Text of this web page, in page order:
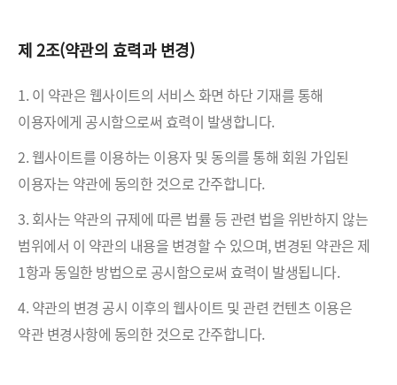
제 2조(약관의 효력과 변경)
1. 이 약관은 웹사이트의 서비스 화면 하단 기재를 통해
이용자에게 공시함으로써 효력이 발생합니다.
2. 웹사이트를 이용하는 이용자 및 동의를 통해 회원 가입된
이용자는 약관에 동의한 것으로 간주합니다.
3. 회사는 약관의 규제에 따른 법률 등 관련 법을 위반하지 않는
범위에서 이 약관의 내용을 변경할 수 있으며, 변경된 약관은 제
1항과 동일한 방법으로 공시함으로써 효력이 발생됩니다.
4. 약관의 변경 공시 이후의 웹사이트 및 관련 컨텐츠 이용은
약관 변경사항에 동의한 것으로 간주합니다.